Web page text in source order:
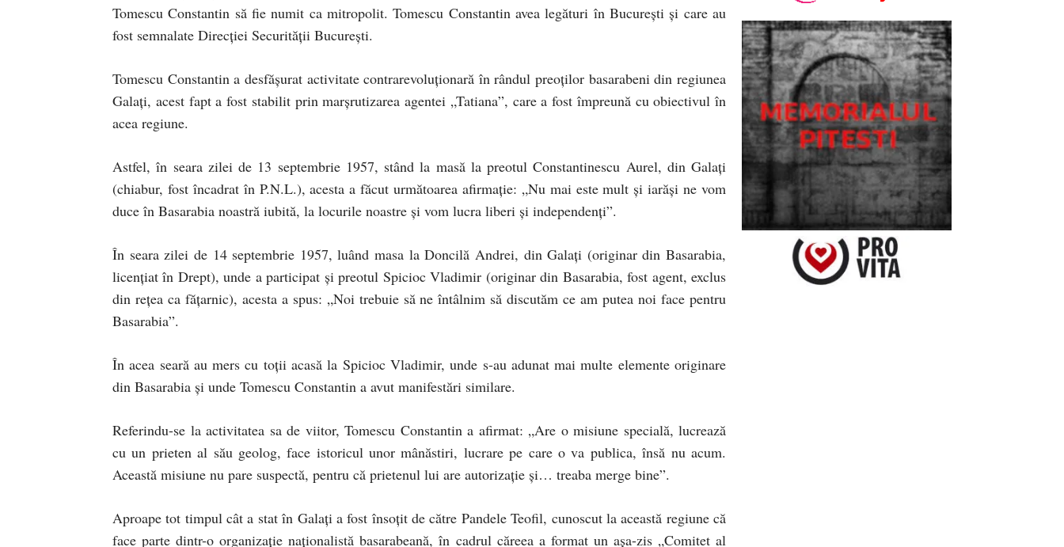
Tomescu Constantin să fie numit ca mitropolit. Tomescu Constantin avea legături în București și care au
fost semnalate Direcției Securității București.
Tomescu Constantin a desfășurat activitate contrarevoluționară în rândul preoților basarabeni din regiunea
Galați, acest fapt a fost stabilit prin marşrutizarea agentei „Tatiana”, care a fost împreună cu obiectivul în
acea regiune.
Astfel, în seara zilei de 13 septembrie 1957, stând la masă la preotul Constantinescu Aurel, din Galați
(chiabur, fost încadrat în P.N.L.), acesta a făcut următoarea afirmație: „Nu mai este mult și iarăși ne vom
duce în Basarabia noastră iubită, la locurile noastre și vom lucra liberi și independenți”.
În seara zilei de 14 septembrie 1957, luând masa la Doncilă Andrei, din Galați (originar din Basarabia,
licențiat în Drept), unde a participat și preotul Spicioc Vladimir (originar din Basarabia, fost agent, exclus
din rețea ca fățarnic), acesta a spus: „Noi trebuie să ne întâlnim să discutăm ce am putea noi face pentru
Basarabia”.
În acea seară au mers cu toții acasă la Spicioc Vladimir, unde s-au adunat mai multe elemente originare
din Basarabia și unde Tomescu Constantin a avut manifestări similare.
Referindu-se la activitatea sa de viitor, Tomescu Constantin a afirmat: „Are o misiune specială, lucrează
cu un prieten al său geolog, face istoricul unor mânăstiri, lucrare pe care o va publica, însă nu acum.
Această misiune nu pare suspectă, pentru că prietenul lui are autorizație și… treaba merge bine”.
Aproape tot timpul cât a stat în Galați a fost însoțit de către Pandele Teofil, cunoscut la această regiune că
face parte dintr-o organizație naționalistă basarabeană, în cadrul căreea a format un așa-zis „Comitet al